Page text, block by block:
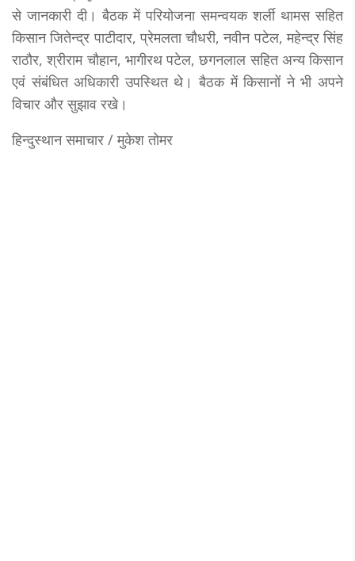
से जानकारी दी। बैठक में परियोजना समन्वयक शर्ली थामस सहित
किसान जितेन्द्र पाटीदार, प्रेमलता चौधरी, नवीन पटेल, महेन्द्र सिंह
राठौर, श्रीराम चौहान, भागीरथ पटेल, छगनलाल सहित अन्य किसान
एवं संबंधित अधिकारी उपस्थित थे। बैठक में किसानों ने भी अपने
विचार और सुझाव रखे।
हिन्दुस्थान समाचार / मुकेश तोमर